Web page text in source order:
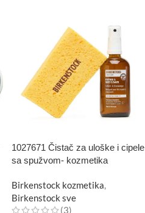
1027671 Čistač za uloške i cipele
sa spužvom- kozmetika
Birkenstock kozmetika,
Birkenstock sve
(3)